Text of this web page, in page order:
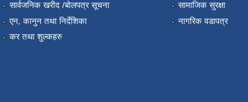
सार्वजनिक खरीद /बोलपत्र सूचना
एन, कानुन तथा निर्देशिका
कर तथा शुल्कहरु
सामाजिक सुरक्षा
नागरिक वडापत्र